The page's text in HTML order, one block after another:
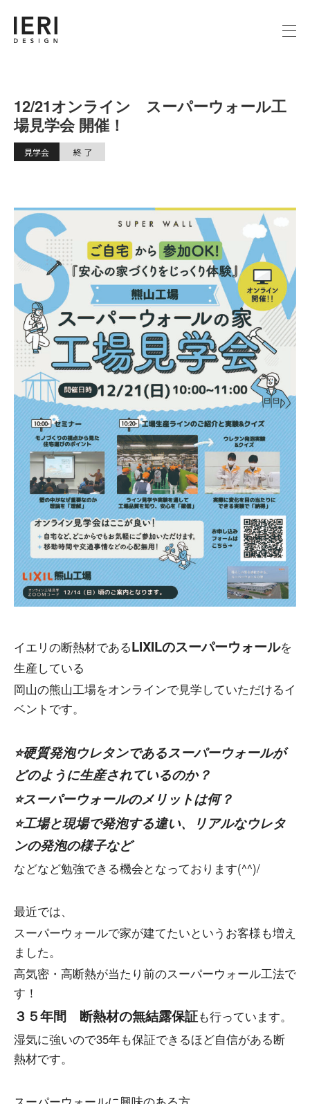
12/21オンライン スーパーウォール工
場見学会 開催！
見学会 終 了
イエリの断熱材であるLIXILのスーパーウォールを
生産している
岡山の熊山工場をオンラインで見学していただけるイ
ベントです。
⭐硬質発泡ウレタンであるスーパーウォールが
どのように生産されているのか？
⭐スーパーウォールのメリットは何？
⭐工場と現場で発泡する違い、リアルなウレタ
ンの発泡の様子など
などなど勉強できる機会となっております(^^)/
最近では、
スーパーウォールで家が建てたいというお客様も増え
ました。
高気密・高断熱が当たり前のスーパーウォール工法で
す！
３５年間 断熱材の無結露保証も行っています。
湿気に強いので35年も保証できるほど自信がある断
熱材です。